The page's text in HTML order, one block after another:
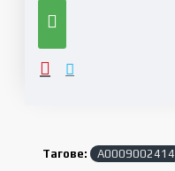
Тагове: A0009002414